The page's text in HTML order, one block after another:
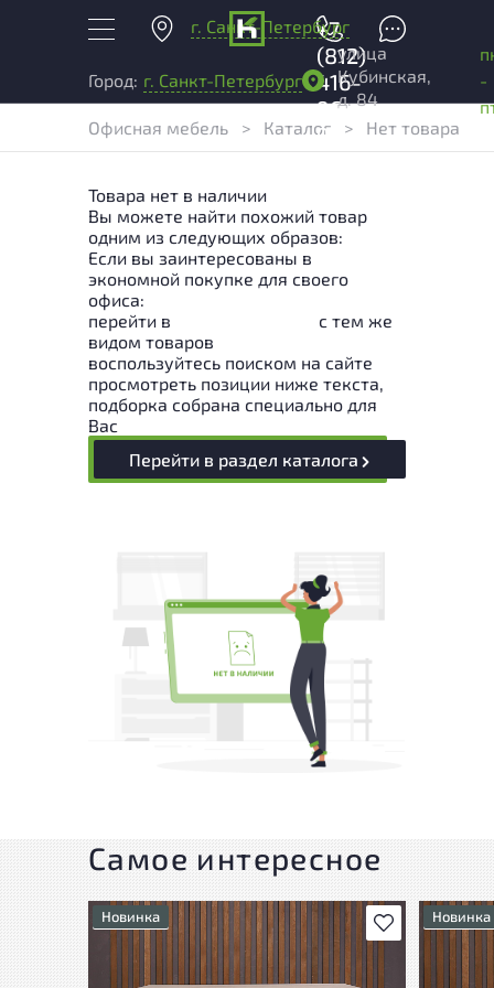
г. Санкт-Петербург
+7
(812)
416-
96-
99
Город: г. Санкт-Петербург
улица
Кубинская,
д. 84
-
Офисная мебель
> Каталог > Нет товара
Товара нет в наличии
Вы можете найти похожий товар
одним из следующих образов:
Если вы заинтересованы в
экономной покупке для своего
офиса:
перейти в
с тем же
видом товаров
воспользуйтесь поиском на сайте
просмотреть позиции ниже текста,
подборка собрана специально для
Вас
Перейти в раздел каталога
Самое интересное
В избранное
Новинка Новинка